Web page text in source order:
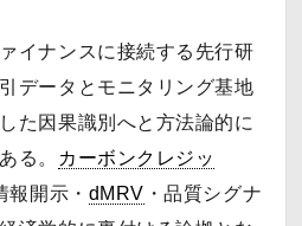
イナンスに接続する先行研
データとモニタリング基地
た因果識別へと方法論的に
る。
カーボンクレジッ
開示・ dMRV ・品質シグナ